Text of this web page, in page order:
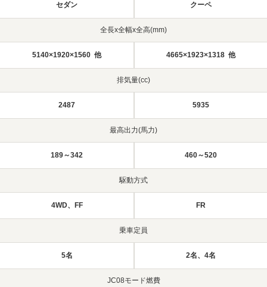
セダン クーペ
全長x全幅x全高(mm)
5140×1920×1560 他 4665×1923×1318 他
排気量(cc)
2487 5935
最高出力(馬力)
189～342 460～520
駆動方式
4WD、FF FR
乗車定員
5名 2名、4名
JC08モード燃費